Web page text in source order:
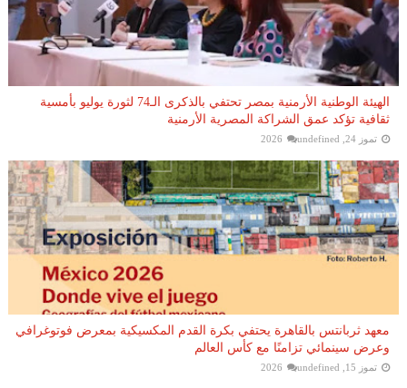
الهيئة الوطنية الأرمنية بمصر تحتفي بالذكرى الـ74 لثورة يوليو بأمسية
ثقافية تؤكد عمق الشراكة المصرية الأرمنية
تموز 24, 2026 undefined
معهد ثربانتس بالقاهرة يحتفي بكرة القدم المكسيكية بمعرض فوتوغرافي
وعرض سينمائي تزامنًا مع كأس العالم
تموز 15, 2026 undefined